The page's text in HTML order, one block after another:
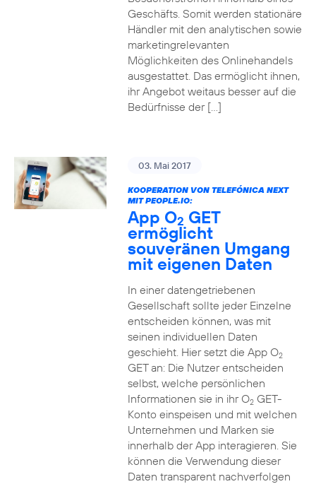
Geschäfts. Somit werden stationäre
Händler mit den analytischen sowie
marketingrelevanten
Möglichkeiten des Onlinehandels
ausgestattet. Das ermöglicht ihnen,
ihr Angebot weitaus besser auf die
Bedürfnisse der […]
03. Mai 2017
KOOPERATION VON TELEFÓNICA NEXT
MIT PEOPLE.IO:
App O2 GET
ermöglicht
souveränen Umgang
mit eigenen Daten
In einer datengetriebenen
Gesellschaft sollte jeder Einzelne
entscheiden können, was mit
seinen individuellen Daten
geschieht. Hier setzt die App O2
GET an: Die Nutzer entscheiden
selbst, welche persönlichen
Informationen sie in ihr O2GET-
Konto einspeisen und mit welchen
Unternehmen und Marken sie
innerhalb der App interagieren. Sie
können die Verwendung dieser
Daten transparent nachverfolgen